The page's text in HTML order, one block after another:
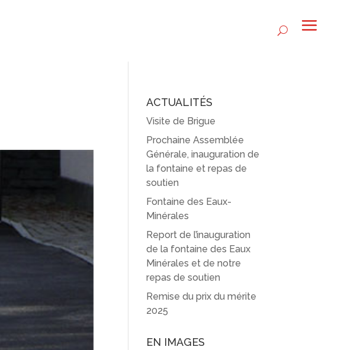
ACTUALITÉS
Visite de Brigue
Prochaine Assemblée
Générale, inauguration de
la fontaine et repas de
soutien
Fontaine des Eaux-
Minérales
Report de l’inauguration
de la fontaine des Eaux
Minérales et de notre
repas de soutien
Remise du prix du mérite
2025
EN IMAGES